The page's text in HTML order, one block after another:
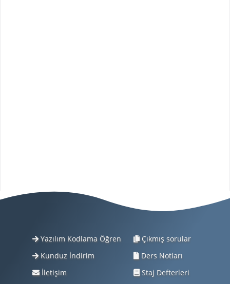
Yazılım Kodlama Öğren
Kunduz İndirim
İletişim
Çıkmış sorular
Ders Notları
Staj Defterleri